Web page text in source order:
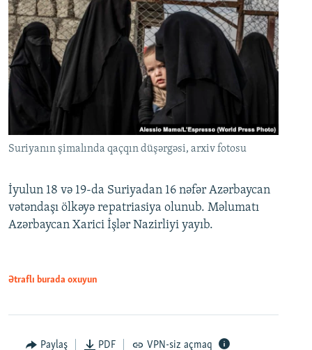
Suriyanın şimalında qaçqın düşərgəsi, arxiv fotosu
İyulun 18 və 19-da Suriyadan 16 nəfər Azərbaycan
vətəndaşı ölkəyə repatriasiya olunub. Məlumatı
Azərbaycan Xarici İşlər Nazirliyi yayıb.
Ətraflı burada oxuyun
Paylaş PDF VPN-siz açmaq